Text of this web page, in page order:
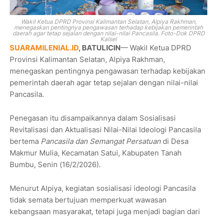
Wakil Ketua DPRD Provinsi Kalimantan Selatan, Alpiya Rakhman,
menegaskan pentingnya pengawasan terhadap kebijakan pemerintah
daerah agar tetap sejalan dengan nilai-nilai Pancasila. Foto-Dok DPRD
Kalsel
SUARAMILENIAL.ID, BATULICIN— Wakil Ketua DPRD
Provinsi Kalimantan Selatan, Alpiya Rakhman,
menegaskan pentingnya pengawasan terhadap kebijakan
pemerintah daerah agar tetap sejalan dengan nilai-nilai
Pancasila.
Penegasan itu disampaikannya dalam Sosialisasi
Revitalisasi dan Aktualisasi Nilai-Nilai Ideologi Pancasila
bertema Pancasila dan Semangat Persatuan di Desa
Makmur Mulia, Kecamatan Satui, Kabupaten Tanah
Bumbu, Senin (16/2/2026).
Menurut Alpiya, kegiatan sosialisasi ideologi Pancasila
tidak semata bertujuan memperkuat wawasan
kebangsaan masyarakat, tetapi juga menjadi bagian dari